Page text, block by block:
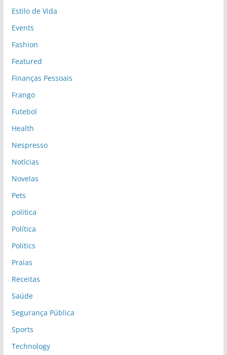
Estilo de Vida
Events
Fashion
Featured
Finanças Pessoais
Frango
Futebol
Health
Nespresso
Notícias
Novelas
Pets
politica
Política
Politics
Praias
Receitas
Saúde
Segurança Pública
Sports
Technology